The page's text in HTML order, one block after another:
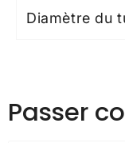
Diamètre du
Passer